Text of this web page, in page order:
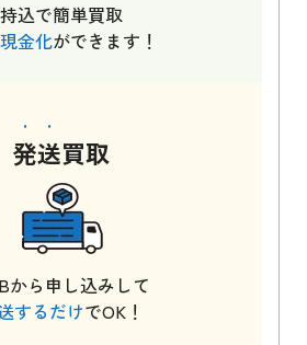
持込で簡単買取
金化ができます！
発送買取
から申し込みして
するだけでOK！